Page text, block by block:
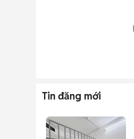
Tin đăng mới